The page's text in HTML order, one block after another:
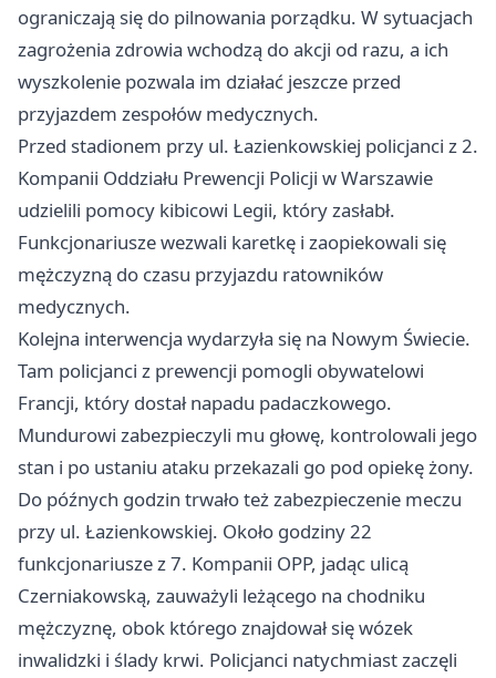
ograniczają się do pilnowania porządku. W sytuacjach
zagrożenia zdrowia wchodzą do akcji od razu, a ich
wyszkolenie pozwala im działać jeszcze przed
przyjazdem zespołów medycznych.
Przed stadionem przy ul. Łazienkowskiej policjanci z 2.
Kompanii Oddziału Prewencji Policji w Warszawie
udzielili pomocy kibicowi Legii, który zasłabł.
Funkcjonariusze wezwali karetkę i zaopiekowali się
mężczyzną do czasu przyjazdu ratowników
medycznych.
Kolejna interwencja wydarzyła się na Nowym Świecie.
Tam policjanci z prewencji pomogli obywatelowi
Francji, który dostał napadu padaczkowego.
Mundurowi zabezpieczyli mu głowę, kontrolowali jego
stan i po ustaniu ataku przekazali go pod opiekę żony.
Do późnych godzin trwało też zabezpieczenie meczu
przy ul. Łazienkowskiej. Około godziny 22
funkcjonariusze z 7. Kompanii OPP, jadąc ulicą
Czerniakowską, zauważyli leżącego na chodniku
mężczyznę, obok którego znajdował się wózek
inwalidzki i ślady krwi. Policjanci natychmiast zaczęli